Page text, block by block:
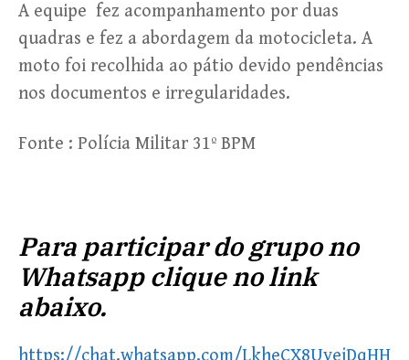
A equipe fez acompanhamento por duas
quadras e fez a abordagem da motocicleta. A
moto foi recolhida ao pátio devido pendências
nos documentos e irregularidades.
Fonte : Polícia Militar 31º BPM
Para participar do grupo no
Whatsapp clique no link
abaixo.